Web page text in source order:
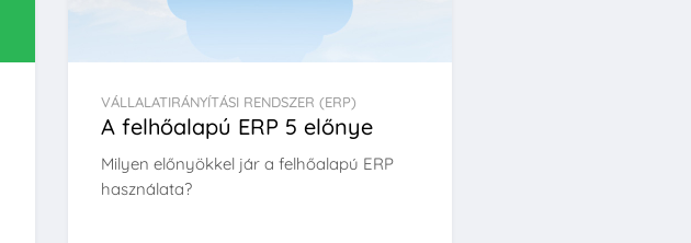
VÁLLALATIRÁNYÍTÁSI RENDSZER (ERP)
A felhőalapú ERP 5 előnye
Milyen előnyökkel jár a felhőalapú ERP
használata?